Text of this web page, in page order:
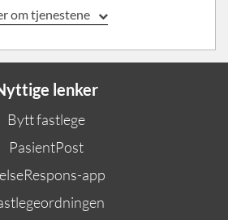
om tjenestene
lenker
Bytt fastlege
PasientPost
app